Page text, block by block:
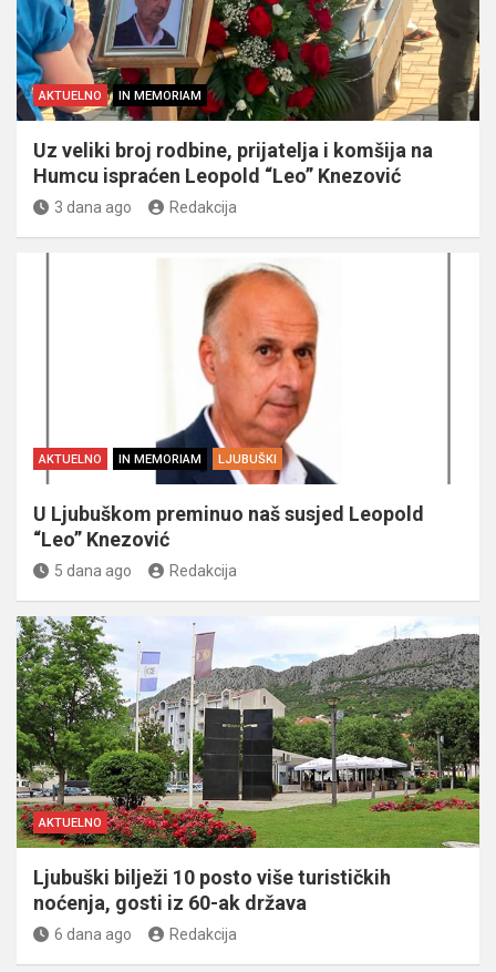
AKTUELNO IN MEMORIAM
Uz veliki broj rodbine, prijatelja i komšija na
Humcu ispraćen Leopold “Leo” Knezović
3 dana ago Redakcija
AKTUELNO IN MEMORIAM LJUBUŠKI
U Ljubuškom preminuo naš susjed Leopold
“Leo” Knezović
5 dana ago Redakcija
AKTUELNO
Ljubuški bilježi 10 posto više turističkih
noćenja, gosti iz 60-ak država
6 dana ago Redakcija